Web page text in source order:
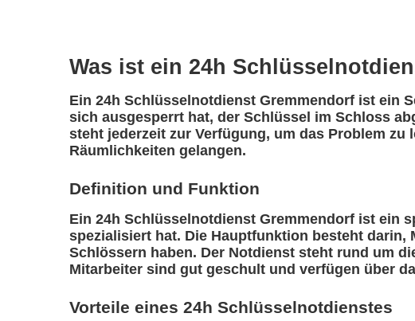
Was ist ein 24h
Ein 24h Schlüsselnotdienst Gremmendorf ist ein
sich ausgesperrt hat, der Schlüssel im Schloss
steht jederzeit zur Verfügung, um das Problem
Räumlichkeiten gelangen.
Definition und Funktion
Ein 24h Schlüsselnotdienst Gremmendorf ist ein
spezialisiert hat. Die Hauptfunktion besteht darin,
Schlössern haben. Der Notdienst steht rund um
Mitarbeiter sind gut geschult und verfügen über
Vorteile eines 24h Schlüsselnotdienstes